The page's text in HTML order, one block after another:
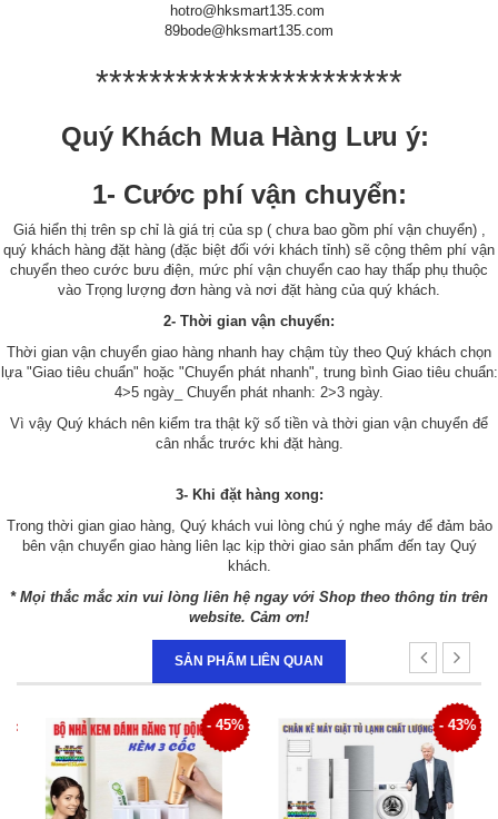
hotro@hksmart135.com
89bode@hksmart135.com
***********************
Quý Khách Mua Hàng Lưu ý:
1- Cước phí vận chuyển:
Giá hiển thị trên sp chỉ là giá trị của sp ( chưa bao gồm phí vận chuyển) ,
quý khách hàng đặt hàng (đặc biệt đối với khách tỉnh) sẽ cộng thêm phí vận
chuyển theo cước bưu điện, mức phí vận chuyển cao hay thấp phụ thuộc
vào Trọng lượng đơn hàng và nơi đặt hàng của quý khách.
2- Thời gian vận chuyển:
Thời gian vận chuyển giao hàng nhanh hay chậm tùy theo Quý khách chọn
lựa "Giao tiêu chuẩn" hoặc "Chuyển phát nhanh", trung bình Giao tiêu chuẩn:
4>5 ngày_ Chuyển phát nhanh: 2>3 ngày.
Vì vậy Quý khách nên kiểm tra thật kỹ số tiền và thời gian vận chuyển để
cân nhắc trước khi đặt hàng.
3- Khi đặt hàng xong:
Trong thời gian giao hàng, Quý khách vui lòng chú ý nghe máy để đảm bảo
bên vận chuyển giao hàng liên lạc kịp thời giao sản phẩm đến tay Quý
khách.
* Mọi thắc mắc xin vui lòng liên hệ ngay với Shop theo thông tin trên
website. Cảm ơn!
SẢN PHẨM LIÊN QUAN
- 45% - 43%